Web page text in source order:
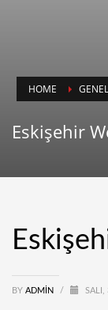
HOME GENEL
Eskişehir
BY ADMIN / SALI,